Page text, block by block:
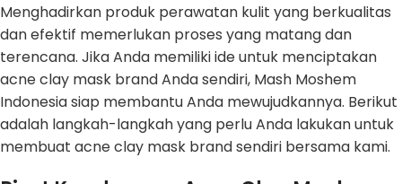
Menghadirkan produk perawatan kulit yang berkualitas
dan efektif memerlukan proses yang matang dan
terencana. Jika Anda memiliki ide untuk menciptakan
acne clay mask brand Anda sendiri, Mash Moshem
Indonesia siap membantu Anda mewujudkannya. Berikut
adalah langkah-langkah yang perlu Anda lakukan untuk
membuat acne clay mask brand sendiri bersama kami.